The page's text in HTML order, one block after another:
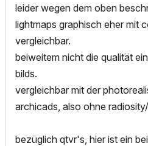
leider wegen dem oben
lightmaps graphisch eher mit
vergleichbar.
beiweitem nicht die qualität
bilds.
vergleichbar mit der
archicads, also ohne
bezüglich qtvr's, hier ist ein